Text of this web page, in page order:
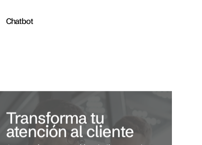
Chatbot
tiempos de espera y mejora cada
interacción con la suite de inteligencia
artificial generativa